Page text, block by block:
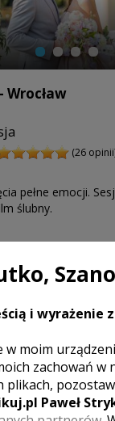
Wrocław
(26
pełne emocji.
ślubny.
Zobacz więcej
i wyrażenie
w moim
zachowań w
plikach,
Paweł